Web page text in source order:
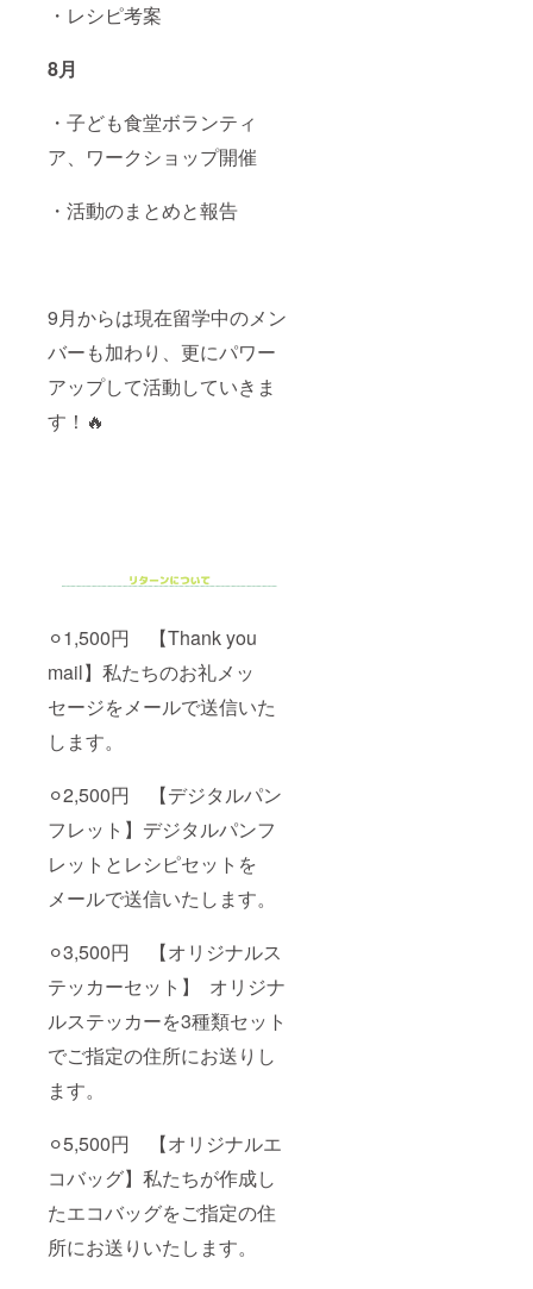
・レシピ考案
8月
・子ども食堂ボランティ
ア、ワークショップ開催
・活動のまとめと報告
9月からは現在留学中のメン
バーも加わり、更にパワー
アップして活動していきま
す！🔥
⚪︎1,500円 【Thank you
mail】私たちのお礼メッ
セージをメールで送信いた
します。
⚪︎2,500円 【デジタルパン
フレット】デジタルパンフ
レットとレシピセットを
メールで送信いたします。
⚪︎3,500円 【オリジナルス
テッカーセット】 オリジナ
ルステッカーを3種類セット
でご指定の住所にお送りし
ます。
⚪︎5,500円 【オリジナルエ
コバッグ】私たちが作成し
たエコバッグをご指定の住
所にお送りいたします。